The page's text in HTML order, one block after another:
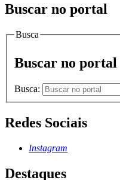
Buscar no portal
Busca
Buscar no portal
Busca:
Redes Sociais
Instagram
Destaques